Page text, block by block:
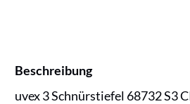
Beschreibung
uvex 3 Schnürstiefel 68732 S3